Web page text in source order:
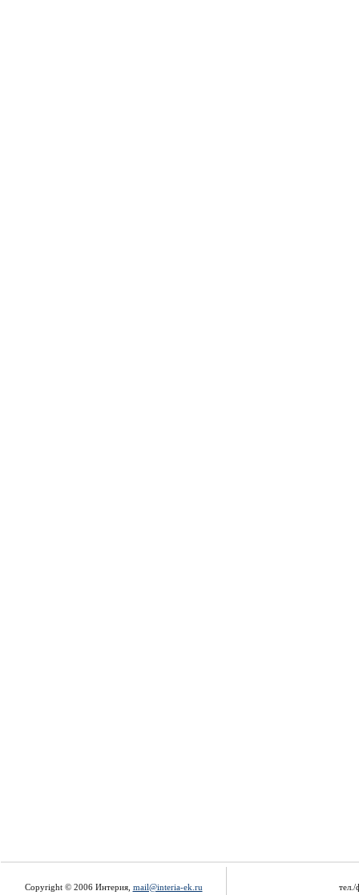
Copyright © 2006 Интерия, mail@interia-ek.ru